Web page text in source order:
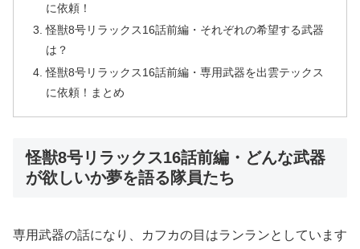
に依頼！
怪獣8号リラックス16話前編・それぞれの希望する武器
は？
怪獣8号リラックス16話前編・専用武器を出雲テックス
に依頼！まとめ
怪獣8号リラックス16話前編・どんな武器
が欲しいか夢を語る隊員たち
専用武器の話になり、カフカの目はランランとしています